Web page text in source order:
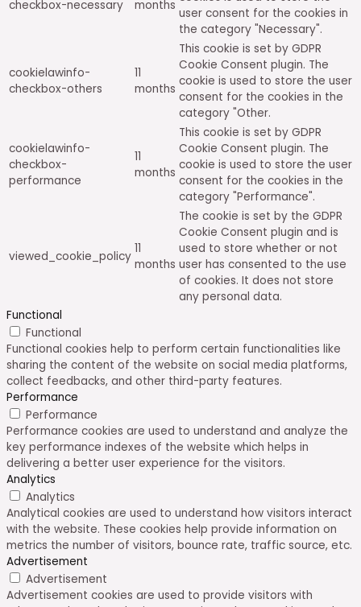
checkbox-necessary
months
user consent for the cookies in
the category "Necessary".
cookielawinfo-
checkbox-others
11
months
This cookie is set by GDPR
Cookie Consent plugin. The
cookie is used to store the user
consent for the cookies in the
category "Other.
cookielawinfo-
checkbox-
performance
11
months
This cookie is set by GDPR
Cookie Consent plugin. The
cookie is used to store the user
consent for the cookies in the
category "Performance".
viewed_cookie_policy
11
months
The cookie is set by the GDPR
Cookie Consent plugin and is
used to store whether or not
user has consented to the use
of cookies. It does not store
any personal data.
Functional
Functional
Functional cookies help to perform certain functionalities like
sharing the content of the website on social media platforms,
collect feedbacks, and other third-party features.
Performance
Performance
Performance cookies are used to understand and analyze the
key performance indexes of the website which helps in
delivering a better user experience for the visitors.
Analytics
Analytics
Analytical cookies are used to understand how visitors interact
with the website. These cookies help provide information on
metrics the number of visitors, bounce rate, traffic source, etc.
Advertisement
Advertisement
Advertisement cookies are used to provide visitors with